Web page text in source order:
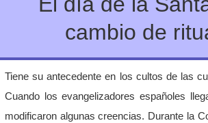
cambio de
Tiene su antecedente en los cultos de las
Cuando los evangelizadores españoles
modificaron algunas creencias. Durante la